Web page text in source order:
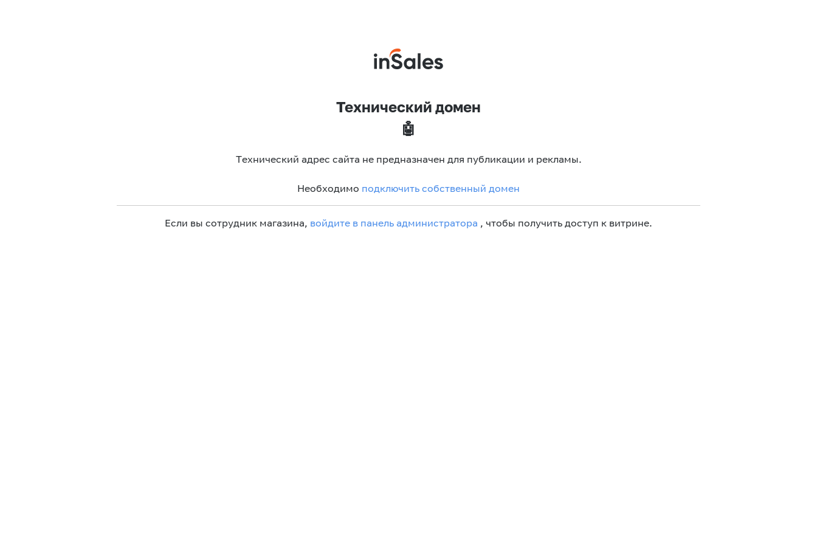
Технический домен
🤖
Технический адрес сайта не предназначен для публикации и рекламы.
Необходимо подключить собственный домен
Если вы сотрудник магазина, войдите в панель администратора , чтобы получить доступ к витрине.